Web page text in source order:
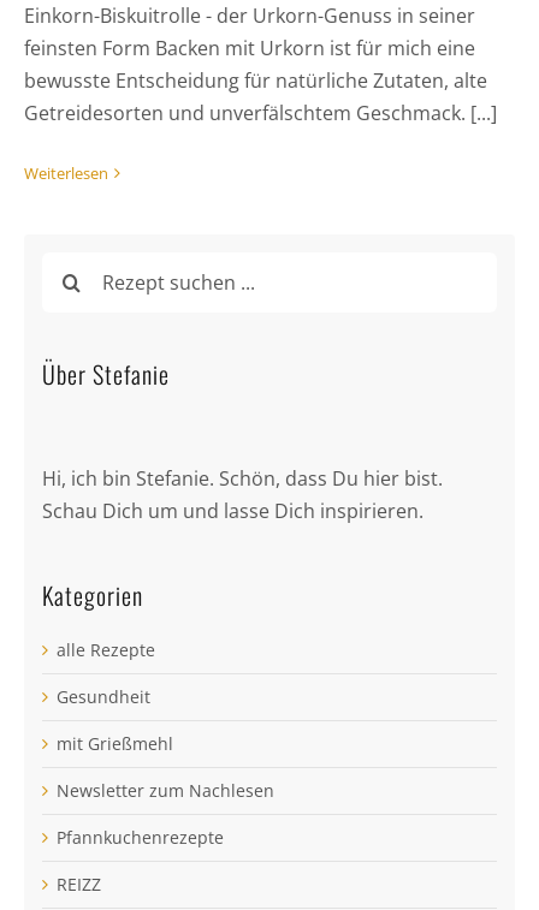
Einkorn-Biskuitrolle - der Urkorn-Genuss in seiner
feinsten Form Backen mit Urkorn ist für mich eine
bewusste Entscheidung für natürliche Zutaten, alte
Getreidesorten und unverfälschtem Geschmack. [...]
Weiterlesen
nach:
Über Stefanie
Hi, ich bin Stefanie. Schön, dass Du hier bist.
Schau Dich um und lasse Dich inspirieren.
Kategorien
alle Rezepte
Gesundheit
mit Grießmehl
Newsletter zum Nachlesen
Pfannkuchenrezepte
REIZZ